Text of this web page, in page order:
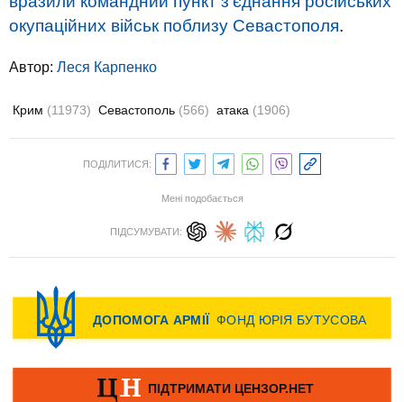
окупаційних військ поблизу Севастополя.
Автор: Леся Карпенко
Крим (11973) Севастополь (566) атака (1906)
ПОДІЛИТИСЯ:
Мені подобається
ПІДСУМУВАТИ: